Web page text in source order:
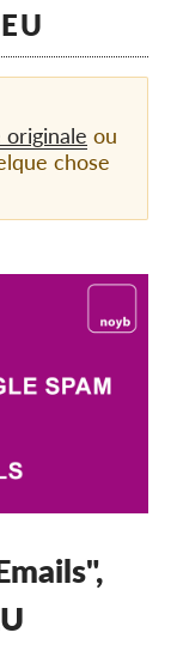
originale ou
chose